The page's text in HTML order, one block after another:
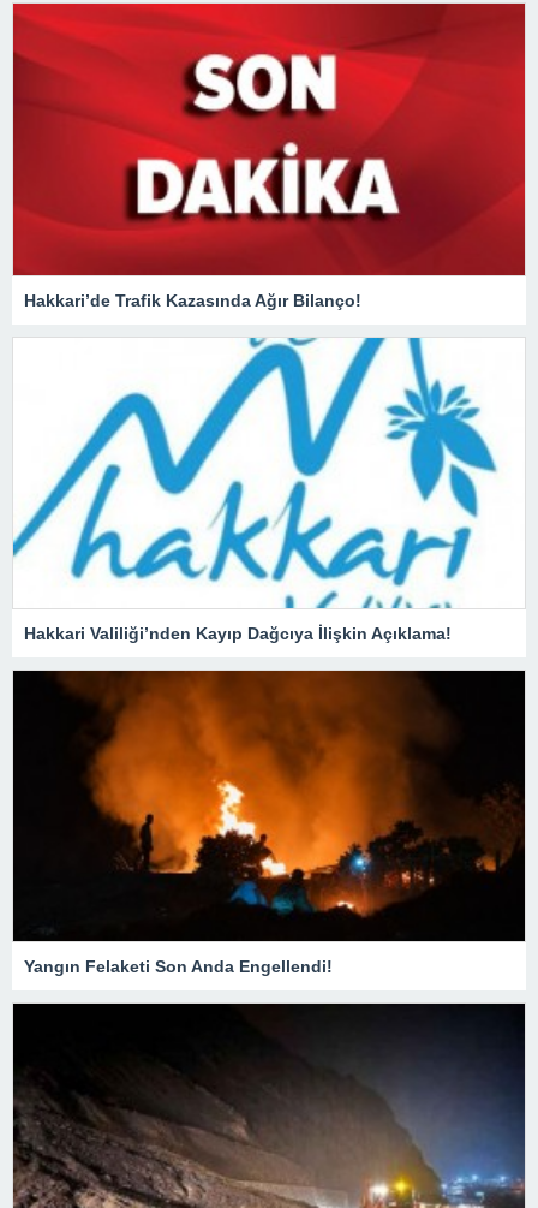
Hakkari’de Trafik Kazasında Ağır Bilanço!
Hakkari Valiliği’nden Kayıp Dağcıya İlişkin Açıklama!
Yangın Felaketi Son Anda Engellendi!